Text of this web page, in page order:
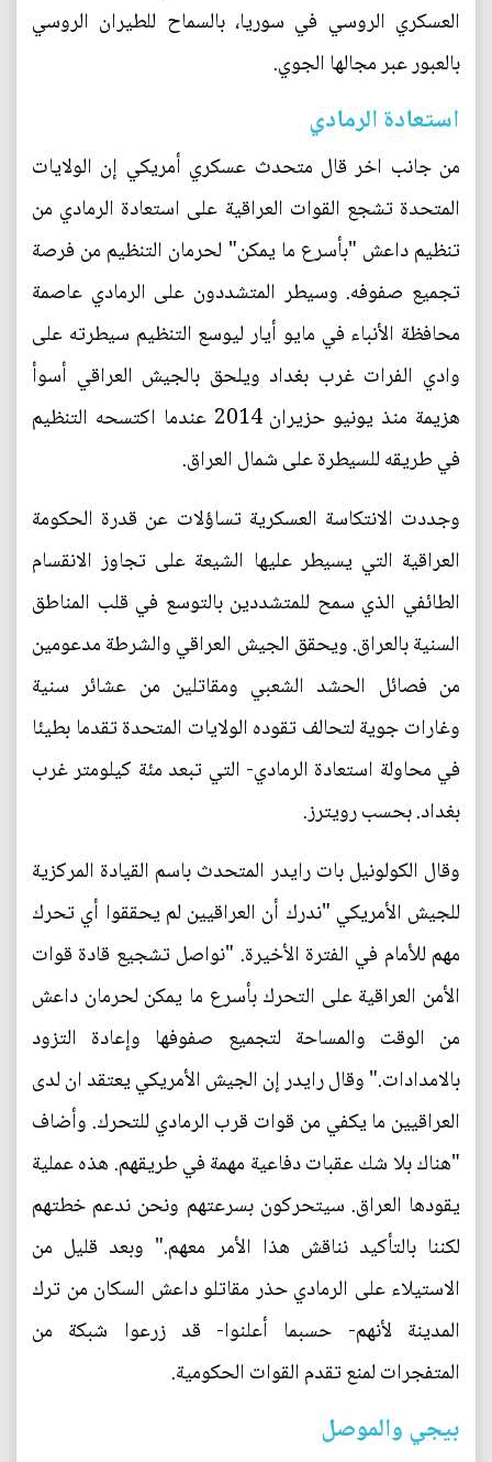
العسكري الروسي في سوريا، بالسماح للطيران الروسي
بالعبور عبر مجالها الجوي.
استعادة الرمادي
من جانب اخر قال متحدث عسكري أمريكي إن الولايات
المتحدة تشجع القوات العراقية على استعادة الرمادي من
تنظيم داعش "بأسرع ما يمكن" لحرمان التنظيم من فرصة
تجميع صفوفه. وسيطر المتشددون على الرمادي عاصمة
محافظة الأنباء في مايو أيار ليوسع التنظيم سيطرته على
وادي الفرات غرب بغداد ويلحق بالجيش العراقي أسوأ
هزيمة منذ يونيو حزيران 2014 عندما اكتسحه التنظيم
في طريقه للسيطرة على شمال العراق.
وجددت الانتكاسة العسكرية تساؤلات عن قدرة الحكومة
العراقية التي يسيطر عليها الشيعة على تجاوز الانقسام
الطائفي الذي سمح للمتشددين بالتوسع في قلب المناطق
السنية بالعراق. ويحقق الجيش العراقي والشرطة مدعومين
من فصائل الحشد الشعبي ومقاتلين من عشائر سنية
وغارات جوية لتحالف تقوده الولايات المتحدة تقدما بطيئا
في محاولة استعادة الرمادي- التي تبعد مئة كيلومتر غرب
بغداد. بحسب رويترز.
وقال الكولونيل بات رايدر المتحدث باسم القيادة المركزية
للجيش الأمريكي "ندرك أن العراقيين لم يحققوا أي تحرك
مهم للأمام في الفترة الأخيرة. "نواصل تشجيع قادة قوات
الأمن العراقية على التحرك بأسرع ما يمكن لحرمان داعش
من الوقت والمساحة لتجميع صفوفها وإعادة التزود
بالامدادات." وقال رايدر إن الجيش الأمريكي يعتقد ان لدى
العراقيين ما يكفي من قوات قرب الرمادي للتحرك. وأضاف
"هناك بلا شك عقبات دفاعية مهمة في طريقهم. هذه عملية
يقودها العراق. سيتحركون بسرعتهم ونحن ندعم خطتهم
لكننا بالتأكيد نناقش هذا الأمر معهم." وبعد قليل من
الاستيلاء على الرمادي حذر مقاتلو داعش السكان من ترك
المدينة لأنهم- حسبما أعلنوا- قد زرعوا شبكة من
المتفجرات لمنع تقدم القوات الحكومية.
بيجي والموصل